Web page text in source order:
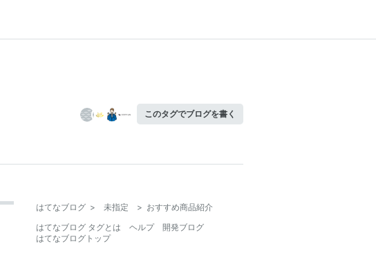
このタグでブログを書く
はてなブログ > 未指定 > おすすめ商品紹介
はてなブログ タグとは
ヘルプ
開発ブログ
はてなブログトップ